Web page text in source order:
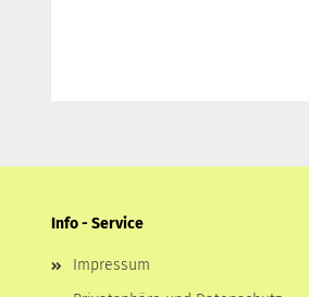
Info - Service
Impressum